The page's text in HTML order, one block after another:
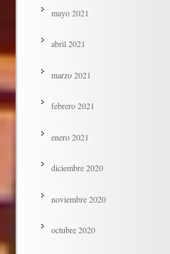
mayo 2021
abril 2021
marzo 2021
febrero 2021
enero 2021
diciembre 2020
noviembre 2020
octubre 2020